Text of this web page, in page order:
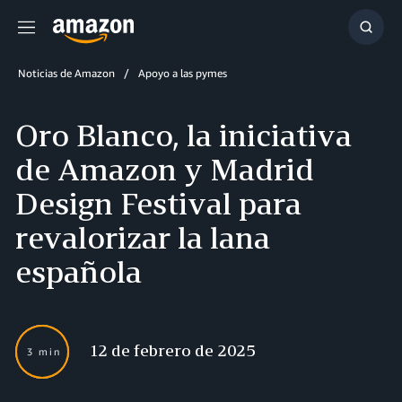
Menú
Noticias de Amazon Apoyo a las pymes
Oro Blanco, la iniciativa
de Amazon y Madrid
Design Festival para
revalorizar la lana
española
3 min 12 de febrero de 2025